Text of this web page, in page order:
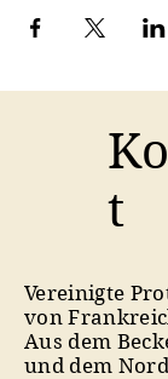
t
Vereinigte
von
Aus dem
und dem